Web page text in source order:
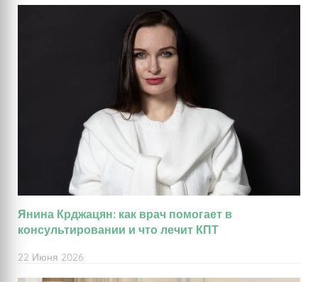
Янина Крджацян: как врач помогает в
консультировании и что лечит КПТ
22 Июня 2026